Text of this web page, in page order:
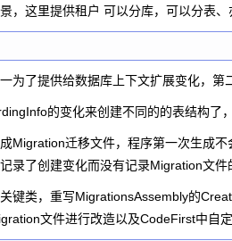
，这里提供租户 可以分库，可以分表
为了提供给数据库上下文扩展变化，
的变化来创建不同的的表结构了
Migration迁移文件，程序第一次生成
录了创建变化而没有记录Migration文件
键类，重写MigrationsAssembly的
文件进行改造以及CodeFirst中自